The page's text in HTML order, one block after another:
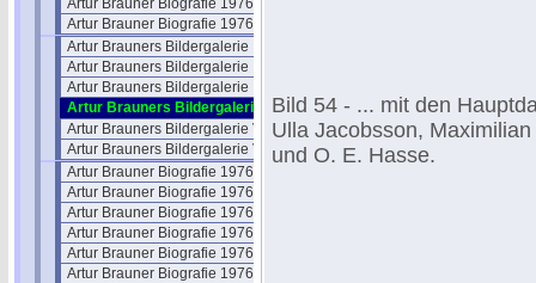
Artur Brauner Biografie 1976-07
Artur Brauner Biografie 1976-08
Artur Brauners Bildergalerie I
Artur Brauners Bildergalerie II
Artur Brauners Bildergalerie III
Artur Brauners Bildergalerie IV
Artur Brauners Bildergalerie V
Artur Brauners Bildergalerie VI
Artur Brauner Biografie 1976-09
Artur Brauner Biografie 1976-10
Artur Brauner Biografie 1976-11
Artur Brauner Biografie 1976-12
Artur Brauner Biografie 1976-13
Artur Brauner Biografie 1976-14
Bild 54 - ... mit den
Ulla Jacobsson,
und O. E. Hasse.